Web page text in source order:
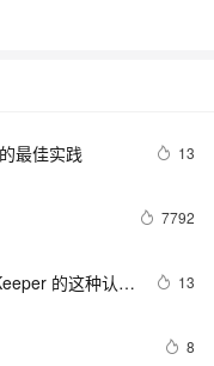
最佳实践 13
7792
的这种认证
13
8